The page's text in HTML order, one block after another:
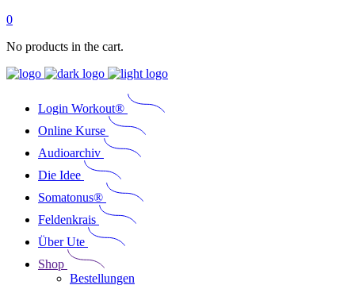
0
No products in the cart.
Login Workout®
Online Kurse
Audioarchiv
Die Idee
Somatonus®
Feldenkrais
Über Ute
Shop
Bestellungen